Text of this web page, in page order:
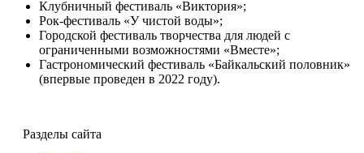
Клубничный фестиваль «Виктория»;
Рок-фестиваль «У чистой воды»;
Городской фестиваль творчества для людей с
ограниченными возможностями «Вместе»;
Гастрономический фестиваль «Байкальский половник»
(впервые проведен в 2022 году).
Разделы сайта